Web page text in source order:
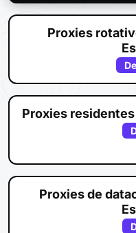
Proxies
De
Proxies
Proxies de